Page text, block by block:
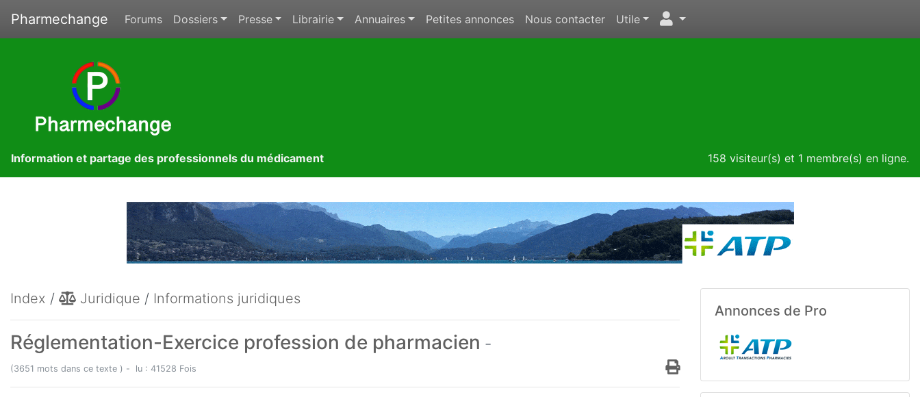
Pharmechange Forums Dossiers Presse Librairie Annuaires Petites annonces Nous contacter Utile
Information et partage des professionnels du médicament 158 visiteur(s) et 1 membre(s) en ligne.
Index / Juridique / Informations juridiques
Réglementation-Exercice profession de pharmacien -
(3651 mots dans ce texte ) - lu : 41528 Fois
Annonces de Pro